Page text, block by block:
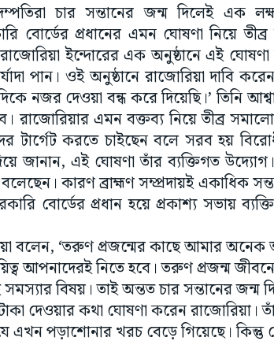
চার সন্তানের জন্ম দিলেই এক
বোর্ডের প্রধানের এমন ঘোষণা নিয়ে
রাজোরিয়া ইন্দোরের এক অনুষ্ঠানে এই
পান। ওই অনুষ্ঠানে রাজোরিয়া দাবি
নজর দেওয়া বন্ধ করে দিয়েছি।’ তিনি
রাজোরিয়ার এমন বক্তব্য নিয়ে তীব্র
টার্গেট করতে চাইছেন বলে সরব হয়
জানান, এই ঘোষণা তাঁর ব্যক্তিগত
কারণ ব্রাহ্মণ সম্প্রদায়ই একাধিক
বোর্ডের প্রধান হয়ে প্রকাশ্য সভায়
বলেন, ‘তরুণ প্রজন্মের কাছে আমার
আপনাদেরই নিতে হবে। তরুণ প্রজন্ম
বিষয়। তাই অন্তত চার সন্তানের জন্ম
দেওয়ার কথা ঘোষণা করেন
এখন পড়াশোনার খরচ বেড়ে গিয়েছে।